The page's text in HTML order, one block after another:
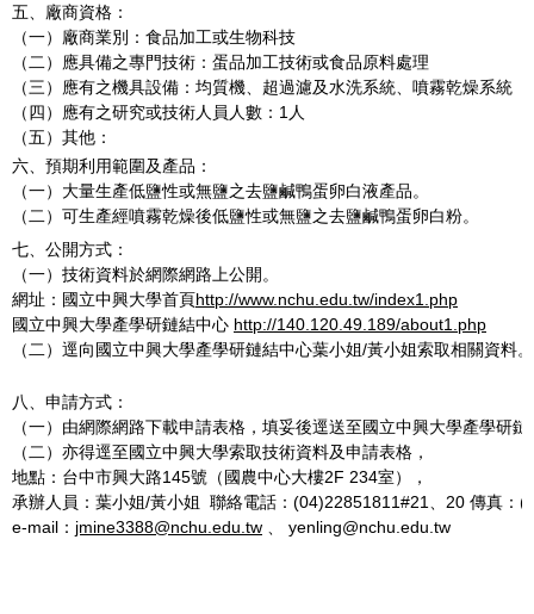
五、廠商資格：
（一）廠商業別：食品加工或生物科技
（二）應具備之專門技術：蛋品加工技術或食品原料處理
（三）應有之機具設備：均質機、超過濾及水洗系統、噴霧乾燥系統
（四）應有之研究或技術人員人數：1人
（五）其他：
六、預期利用範圍及產品：
（一）大量生產低鹽性或無鹽之去鹽鹹鴨蛋卵白液產品。
（二）可生產經噴霧乾燥後低鹽性或無鹽之去鹽鹹鴨蛋卵白粉。
七、公開方式：
（一）技術資料於網際網路上公開。
網址：國立中興大學首頁http://www.nchu.edu.tw/index1.php
國立中興大學產學研鏈結中心 http://140.120.49.189/about1.php
（二）逕向國立中興大學產學研鏈結中心葉小姐/黃小姐索取相關資料。
八、申請方式：
（一）由網際網路下載申請表格，填妥後逕送至國立中興大學產學研
（二）亦得逕至國立中興大學索取技術資料及申請表格，
地點：台中市興大路145號（國農中心大樓2F 234室），
承辦人員：葉小姐/黃小姐 聯絡電話：(04)22851811#21、20 傳真：
e-mail： jmine3388@nchu.edu.tw 、 yenling@nchu.edu.tw